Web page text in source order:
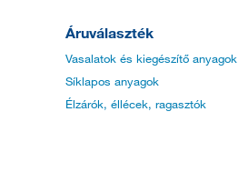
Áruválaszték
Vasalatok és kiegészítő anyagok
Síklapos anyagok
Élzárók, éllécek, ragasztók